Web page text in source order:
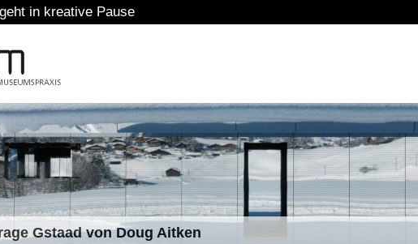
in kreative Pause
Gstaad von Doug Aitken